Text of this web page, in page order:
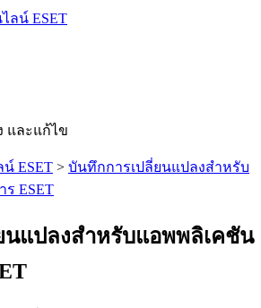
และแก้ไข
ESET > บันทึกการเปลี่ยนแปลงสำหรับ
ESET
นแปลงสำหรับแอพพลิเคชัน